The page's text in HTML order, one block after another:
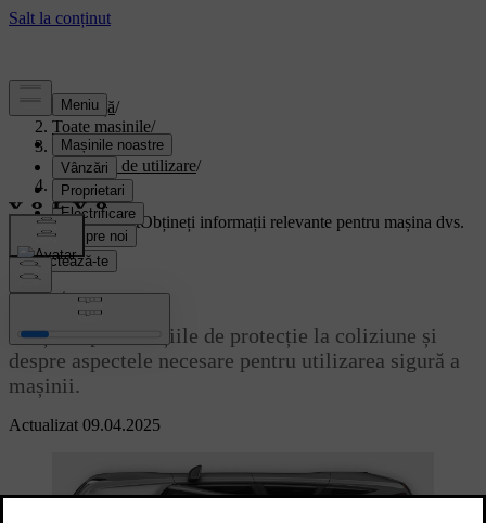
Asistență/
Toate mașinile/
EX90 2027/
Manual de utilizare/
Siguranța
Suport personalizatObțineți informații relevante pentru mașina dvs.
Conectează-te
Actualizat 09.04.2025
Siguranța
Citiți despre funcțiile de protecție la coliziune și
despre aspectele necesare pentru utilizarea sigură a
mașinii.